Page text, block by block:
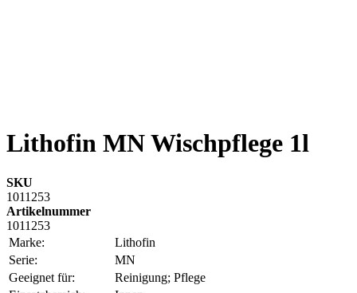
Lithofin MN Wischpflege 1l
SKU
1011253
Artikelnummer
1011253
Marke:
Lithofin
Serie:
MN
Geeignet für:
Reinigung; Pflege